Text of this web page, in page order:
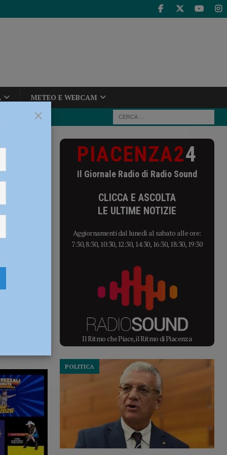
METEO E WEBCAM
per la
PIACENZA24
Il Giornale Radio di Radio Sound
CLICCA E ASCOLTA
LE ULTIME NOTIZIE
Aggiornamenti dal lunedì al sabato alle ore:
7:30, 8:30, 10:30, 12:30, 14:30, 16:30, 18:30, 19:30
Il Ritmo che Piace, il Ritmo di Piacenza
POLITICA
×